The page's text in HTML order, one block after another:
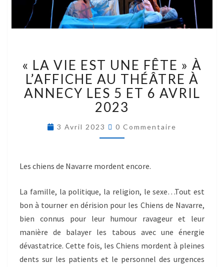
« LA VIE EST UNE FÊTE » À
L’AFFICHE AU THÉÂTRE À
ANNECY LES 5 ET 6 AVRIL
2023
3 Avril 2023 0 Commentaire
Les chiens de Navarre mordent encore.
La famille, la politique, la religion, le sexe…Tout est
bon à tourner en dérision pour les Chiens de Navarre,
bien connus pour leur humour ravageur et leur
manière de balayer les tabous avec une énergie
dévastatrice. Cette fois, les Chiens mordent à pleines
dents sur les patients et le personnel des urgences